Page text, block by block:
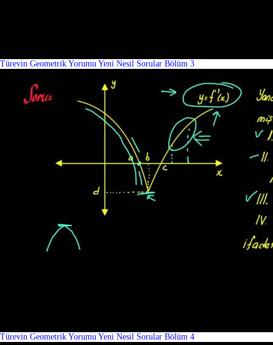
Türevin Geometrik Yorumu Yeni Nesil Sorular Bölüm 3
Türevin Geometrik Yorumu Yeni Nesil Sorular Bölüm 4